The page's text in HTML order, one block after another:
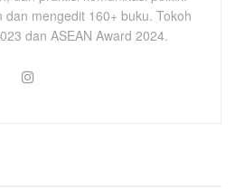
mengedit 160+ buku. Tokoh
dan ASEAN Award 2024.